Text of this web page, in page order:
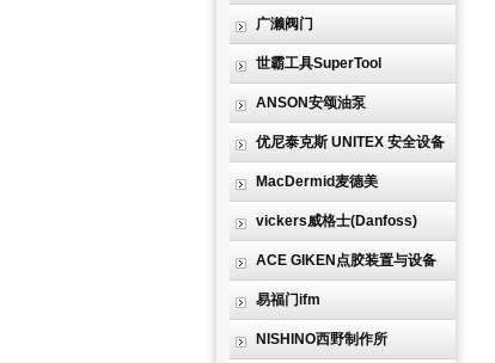
广濑阀门
世霸工具SuperTool
ANSON安颂油泵
优尼泰克斯 UNITEX 安全设备
MacDermid麦德美
vickers威格士(Danfoss)
ACE GIKEN点胶装置与设备
易福门ifm
NISHINO西野制作所